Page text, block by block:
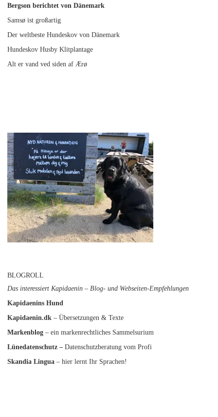
Bergson berichtet von Dänemark
Samsø ist großartig
Der weltbeste Hundeskov von Dänemark
Hundeskov Husby Klitplantage
Alt er vand ved siden af Ærø
BLOGROLL
Das interessiert Kapidaenin – Blog- und Webseiten-Empfehlungen
Kapidaenins Hund
Kapidaenin.dk – Übersetzungen & Texte
Markenblog – ein markenrechtliches Sammelsurium
Lünedatenschutz – Datenschutzberatung vom Profi
Skandia Lingua – hier lernt Ihr Sprachen!